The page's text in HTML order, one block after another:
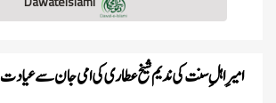
امیرِ اہلِ سنت کی ندیم شیخ عطاری کی امی جان سے عیادت